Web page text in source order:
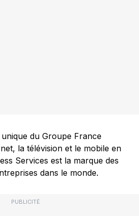
du Groupe France
la télévision et le mobile en
Services est la marque des
dans le monde.
PUBLICITÉ